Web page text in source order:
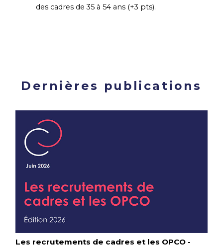
des cadres de 35 à 54 ans (+3 pts).
Dernières publications
Les recrutements de cadres et les OPCO -